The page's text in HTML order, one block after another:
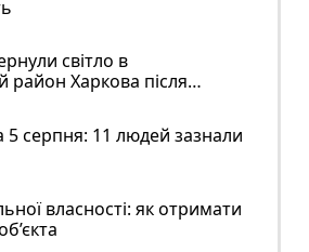
світло в
район Харкова після
5 серпня: 11 людей зазнали
власності: як отримати